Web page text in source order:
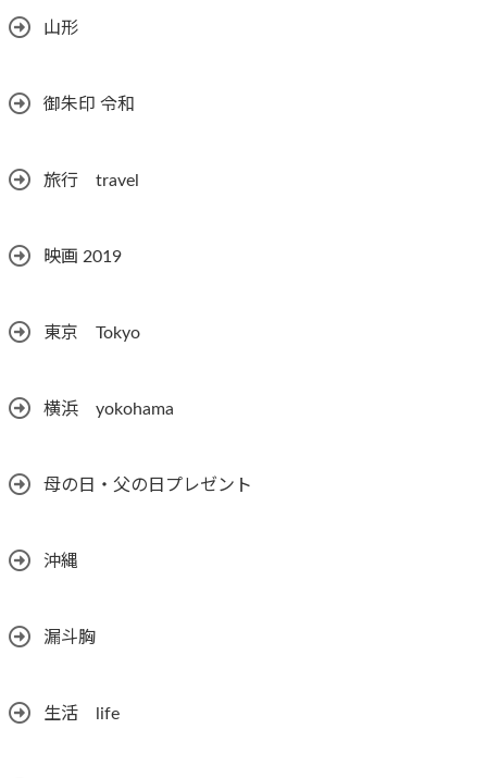
山形
御朱印 令和
旅行 travel
映画 2019
東京 Tokyo
横浜 yokohama
母の日・父の日プレゼント
沖縄
漏斗胸
生活 life